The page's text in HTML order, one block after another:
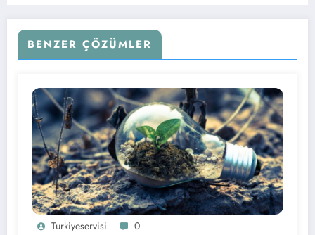
BENZER ÇÖZÜMLER
Turkiyeservisi 0